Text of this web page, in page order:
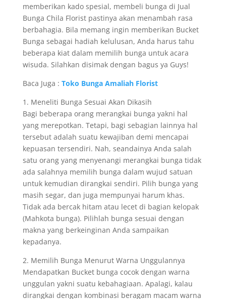
memberikan kado spesial, membeli bunga di Jual
Bunga Chila Florist pastinya akan menambah rasa
berbahagia. Bila memang ingin memberikan Bucket
Bunga sebagai hadiah kelulusan, Anda harus tahu
beberapa kiat dalam memilih bunga untuk acara
wisuda. Silahkan disimak dengan bagus ya Guys!
Baca Juga : Toko Bunga Amaliah Florist
1. Meneliti Bunga Sesuai Akan Dikasih
Bagi beberapa orang merangkai bunga yakni hal
yang merepotkan. Tetapi, bagi sebagian lainnya hal
tersebut adalah suatu kewajiban demi mencapai
kepuasan tersendiri. Nah, seandainya Anda salah
satu orang yang menyenangi merangkai bunga tidak
ada salahnya memilih bunga dalam wujud satuan
untuk kemudian dirangkai sendiri. Pilih bunga yang
masih segar, dan juga mempunyai harum khas.
Tidak ada bercak hitam atau lecet di bagian kelopak
(Mahkota bunga). Pilihlah bunga sesuai dengan
makna yang berkeinginan Anda sampaikan
kepadanya.
2. Memilih Bunga Menurut Warna Unggulannya
Mendapatkan Bucket bunga cocok dengan warna
unggulan yakni suatu kebahagiaan. Apalagi, kalau
dirangkai dengan kombinasi beragam macam warna